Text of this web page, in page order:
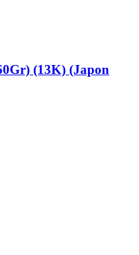
(13K) (Japon